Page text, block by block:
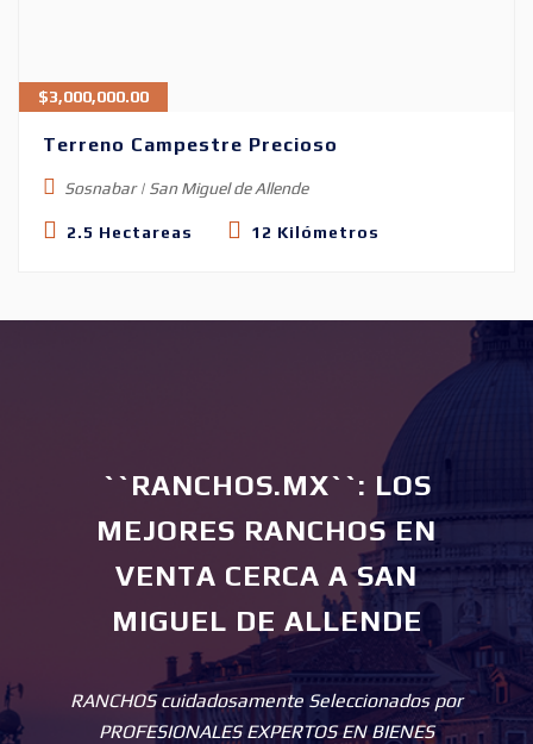
$3,000,000.00
Terreno Campestre Precioso
Sosnabar | San Miguel de Allende
2.5 Hectareas 12 Kilómetros
``RANCHOS.MX``: LOS
MEJORES RANCHOS EN
VENTA CERCA A SAN
MIGUEL DE ALLENDE
RANCHOS cuidadosamente Seleccionados por
PROFESIONALES EXPERTOS EN BIENES